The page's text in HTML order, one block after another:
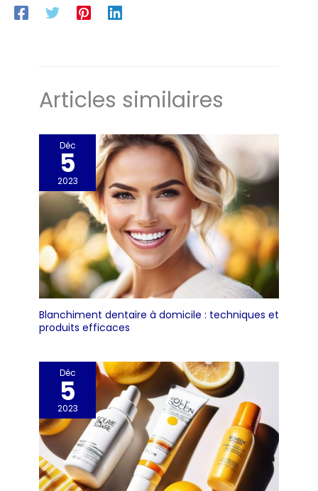
Articles similaires
Déc
5
2023
Blanchiment dentaire à domicile : techniques et
produits efficaces
Déc
5
2023